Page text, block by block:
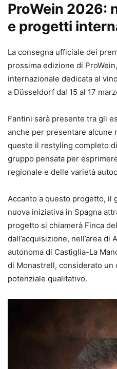
ProWein 2026:
e progetti
La consegna ufficiale dei
prossima edizione di
internazionale dedicata al
a Düsseldorf dal 15 al 17
Fantini sarà presente tra gli
anche per presentare alcune
queste il restyling completo
gruppo pensata per
regionale e delle varietà
Accanto a questo progetto, il
nuova iniziativa in Spagna
progetto si chiamerà Finca
dall’acquisizione, nell’area
autonoma di Castiglia-La
di Monastrell, considerato un
potenziale qualitativo.